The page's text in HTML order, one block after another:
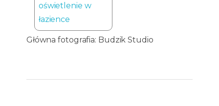
oświetlenie w
łazience
Główna fotografia: Budzik Studio